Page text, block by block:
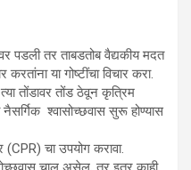
पडली तर ताबडतोब वैद्यकीय मदत
या गोष्टींचा विचार करा.
तोंडावर तोंड ठेवून कृत्रिम
नैसर्गिक श्वासोच्छवास सुरू होण्यास
चा उपयोग करावा.